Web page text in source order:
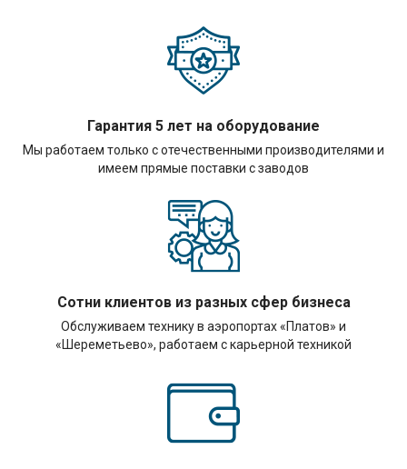
Гарантия 5 лет на оборудование
Мы работаем только с отечественными производителями и
имеем прямые поставки с заводов
Сотни клиентов из разных сфер бизнеса
Обслуживаем технику в аэропортах «Платов» и
«Шереметьево», работаем с карьерной техникой